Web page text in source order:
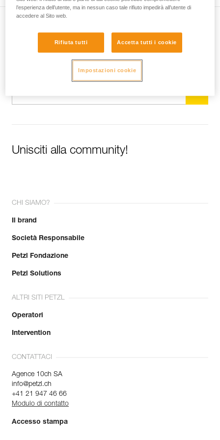
Iscriviti alla newsletter
Unisciti alla community!
CHI SIAMO?
Il brand
Società Responsabile
Petzl Fondazione
Petzl Solutions
ALTRI SITI PETZL
Operatori
Intervention
CONTATTACI
Agence 10ch SA
info@petzl.ch
+41 21 947 46 66
Modulo di contatto
Accesso stampa
l’esperienza dell’utente, ma in nessun caso tale rifiuto impedirà all’utente di
accedere al Sito web.
Rifiuta tutti Accetta tutti i cookie
Impostazioni cookie